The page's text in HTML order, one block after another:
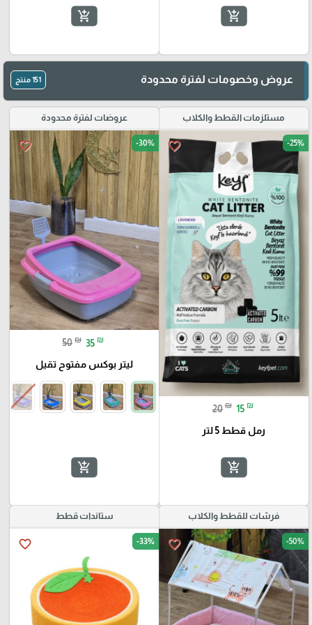
add_shopping_cart
add_shopping_cart
عروض وخصومات لفترة محدودة 151 منتج
مستلزمات القطط والكلاب
favorite_border -25%
20 ₪ 15 ₪
رمل قطط 5 لتر
add_shopping_cart
عروضات لفترة محدودة
favorite_border -30%
50 ₪ 35 ₪
ليتر بوكس مفتوح تقيل
add_shopping_cart
فرشات للقطط والكلاب
favorite_border -50%
ستاندات قطط
favorite_border -33%